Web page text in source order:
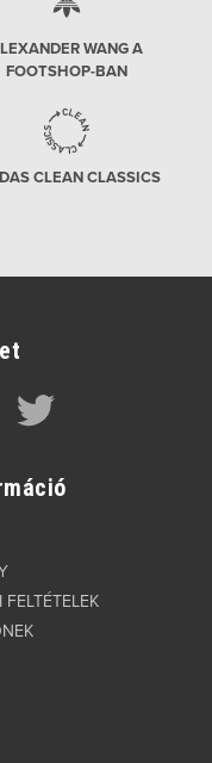
WANG A
FOOTSHOP-BAN
CLEAN CLASSICS